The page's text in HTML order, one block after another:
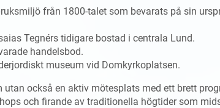
från 1800-talet som bevarats på sin
Tegnérs tidigare bostad i centrala Lund.
handelsbod.
museum vid Domkyrkoplatsen.
utan också en aktiv mötesplats med ett brett
och firande av traditionella högtider som